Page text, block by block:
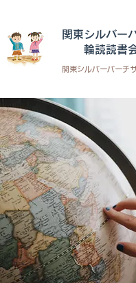
関東シルバー
輪読読書
関東シルバーバーチ